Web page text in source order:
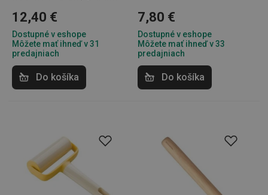
12,40 €
Dostupné v eshope
Môžete mať ihneď v 31
predajniach
Do košíka
7,80 €
Dostupné v eshope
Môžete mať ihneď v 33
predajniach
Do košíka
Analytické a preferenčné cookies
používateľa a správa účtu. Webová lokalita sa nedá
správne používať bez nevyhnutne potrebných
súborov cookie.
Názov
Poskytovateľ/